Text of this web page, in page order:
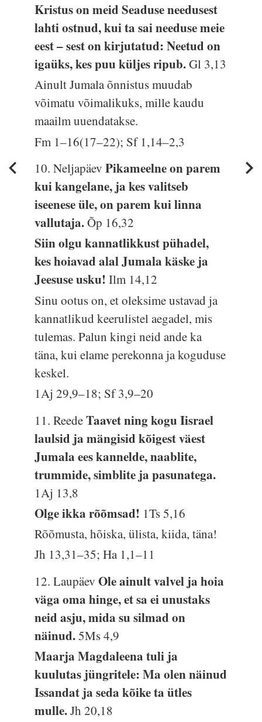
Kristus on meid Seaduse needusest
lahti ostnud, kui ta sai needuse meie
eest – sest on kirjutatud: Neetud on
igaüks, kes puu küljes ripub.Gl 3,13
Ainult Jumala õnnistus muudab
võimatu võimalikuks, mille kaudu
maailm uuendatakse.
Fm 1–16(17–22); Sf 1,14–2,3
10. NeljapäevPikameelne on parem
kui kangelane, ja kes valitseb
iseenese üle, on parem kui linna
vallutaja.Õp 16,32
Siin olgu kannatlikkust pühadel,
kes hoiavad alal Jumala käske ja
Jeesuse usku!Ilm 14,12
Sinu ootus on, et oleksime ustavad ja
kannatlikud keerulistel aegadel, mis
tulemas. Palun kingi neid ande ka
täna, kui elame perekonna ja koguduse
keskel.
1Aj 29,9–18; Sf 3,9–20
11. ReedeTaavet ning kogu Iisrael
laulsid ja mängisid kõigest väest
Jumala ees kannelde, naablite,
trummide, simblite ja pasunatega.
1Aj 13,8
Olge ikka rõõmsad! 1Ts 5,16
Rõõmusta, hõiska, ülista, kiida, täna!
Jh 13,31–35; Ha 1,1–11
12. LaupäevOle ainult valvel ja hoia
väga oma hinge, et sa ei unustaks
neid asju, mida su silmad on
näinud.5Ms 4,9
Maarja Magdaleena tuli ja
kuulutas jüngritele: Ma olen näinud
Issandat ja seda kõike ta ütles
mulle.Jh 20,18